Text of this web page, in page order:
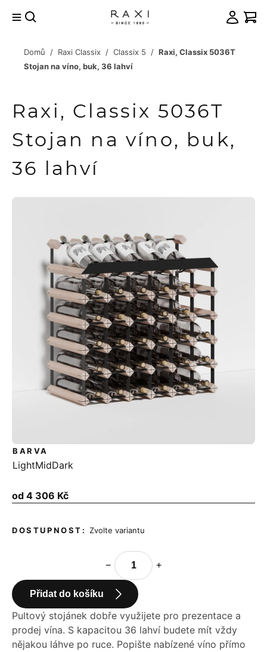
Domů / Raxi Classix / Classix 5 / Raxi, Classix 5036T
Stojan na víno, buk, 36 lahví
Raxi, Classix 5036T
Stojan na víno, buk,
36 lahví
od 4 306 KčMěrná
Zvolte variantu
BARVA
LightMidDark
+
−
Přidat do košíku
Pultový stojánek dobře využijete pro prezentace a
prodej vína. S kapacitou 36 lahví budete mít vždy
nějakou láhve po ruce. Popište nabízené víno přímo